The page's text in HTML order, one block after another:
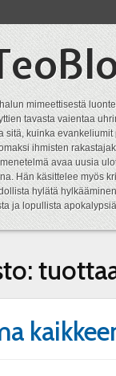
mimeettisestä
tavasta vaientaa
kuinka
ihmisten
avaa uusia
Hän käsittelee myös
hylätä
ja lopullista